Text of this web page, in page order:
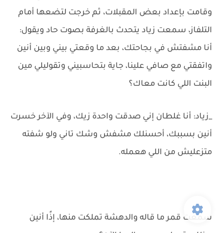
وقامت بإعداد بعض المقبلات، ثم خرجت لتضعها أمام
التلفاز، سمعت زياد يتحدث بالغرفة بصوت حاد ويقول:
أنا مشفتش في بجاحتك، بعد ما وقعتي بيني وبين أنين
واتفقتي مع صافي علينا، جاية بتحاسبيني وتقوليلي مين
البنت اللي كانت معاك؟
_زياد: أنا غلطان إني صدقت واحدة زيك، وفي الآخر خسرت
أنين بسببك، أحسنلك مشفش وشك تاني ولو شفته
متزعليش من اللي هعمله.
سمعت قمر ما قاله والدهشة تملكت منها، إذًا أنين